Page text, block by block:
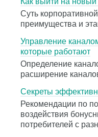
Суть
преимущества и
Управление
которые работают
Определение
расширение
Секреты
Рекомендации по
воздействия
потребителей с